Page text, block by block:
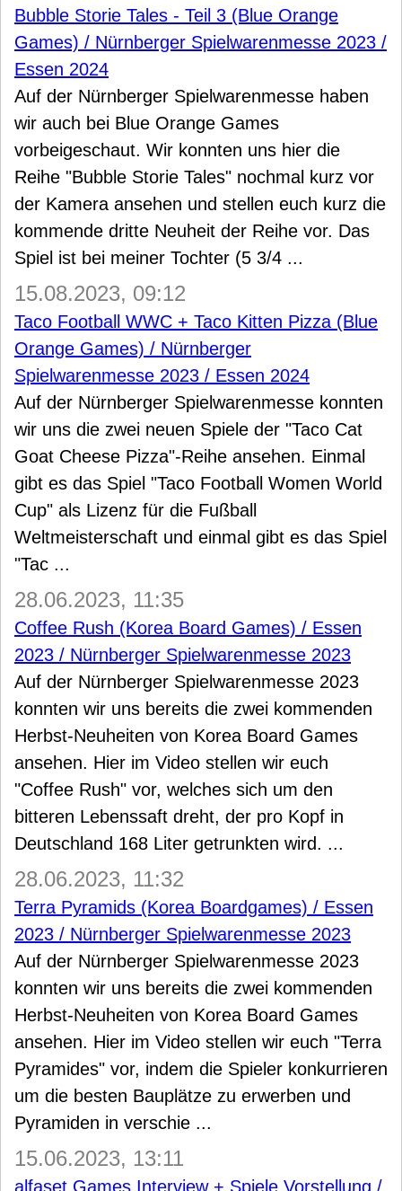
Bubble Storie Tales - Teil 3 (Blue Orange
Games) / Nürnberger Spielwarenmesse 2023 /
Essen 2024
Auf der Nürnberger Spielwarenmesse haben
wir auch bei Blue Orange Games
vorbeigeschaut. Wir konnten uns hier die
Reihe "Bubble Storie Tales" nochmal kurz vor
der Kamera ansehen und stellen euch kurz die
kommende dritte Neuheit der Reihe vor. Das
Spiel ist bei meiner Tochter (5 3/4 ...
15.08.2023, 09:12
Taco Football WWC + Taco Kitten Pizza (Blue
Orange Games) / Nürnberger
Spielwarenmesse 2023 / Essen 2024
Auf der Nürnberger Spielwarenmesse konnten
wir uns die zwei neuen Spiele der "Taco Cat
Goat Cheese Pizza"-Reihe ansehen. Einmal
gibt es das Spiel "Taco Football Women World
Cup" als Lizenz für die Fußball
Weltmeisterschaft und einmal gibt es das Spiel
"Tac ...
28.06.2023, 11:35
Coffee Rush (Korea Board Games) / Essen
2023 / Nürnberger Spielwarenmesse 2023
Auf der Nürnberger Spielwarenmesse 2023
konnten wir uns bereits die zwei kommenden
Herbst-Neuheiten von Korea Board Games
ansehen. Hier im Video stellen wir euch
"Coffee Rush" vor, welches sich um den
bitteren Lebenssaft dreht, der pro Kopf in
Deutschland 168 Liter getrunkten wird. ...
28.06.2023, 11:32
Terra Pyramids (Korea Boardgames) / Essen
2023 / Nürnberger Spielwarenmesse 2023
Auf der Nürnberger Spielwarenmesse 2023
konnten wir uns bereits die zwei kommenden
Herbst-Neuheiten von Korea Board Games
ansehen. Hier im Video stellen wir euch "Terra
Pyramides" vor, indem die Spieler konkurrieren
um die besten Bauplätze zu erwerben und
Pyramiden in verschie ...
15.06.2023, 13:11
alfaset Games Interview + Spiele Vorstellung /